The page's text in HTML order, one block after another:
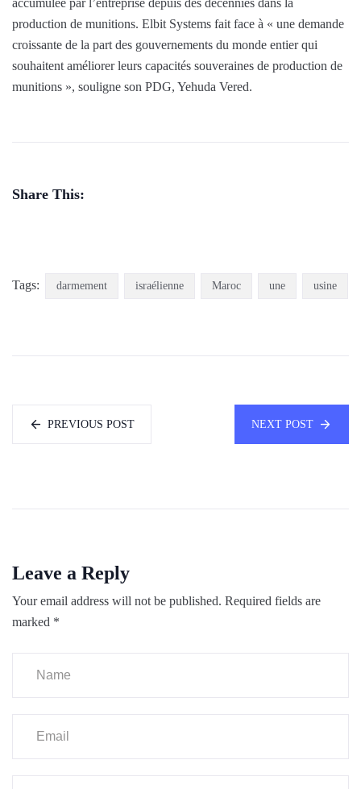
production de munitions. Elbit Systems fait face à « une demande
croissante de la part des gouvernements du monde entier qui
souhaitent améliorer leurs capacités souveraines de production de
munitions », souligne son PDG, Yehuda Vered.
Share This:
Tags: darmement israélienne Maroc une usine
PREVIOUS POST NEXT POST
Leave a Reply
Your email address will not be published. Required fields are
marked *